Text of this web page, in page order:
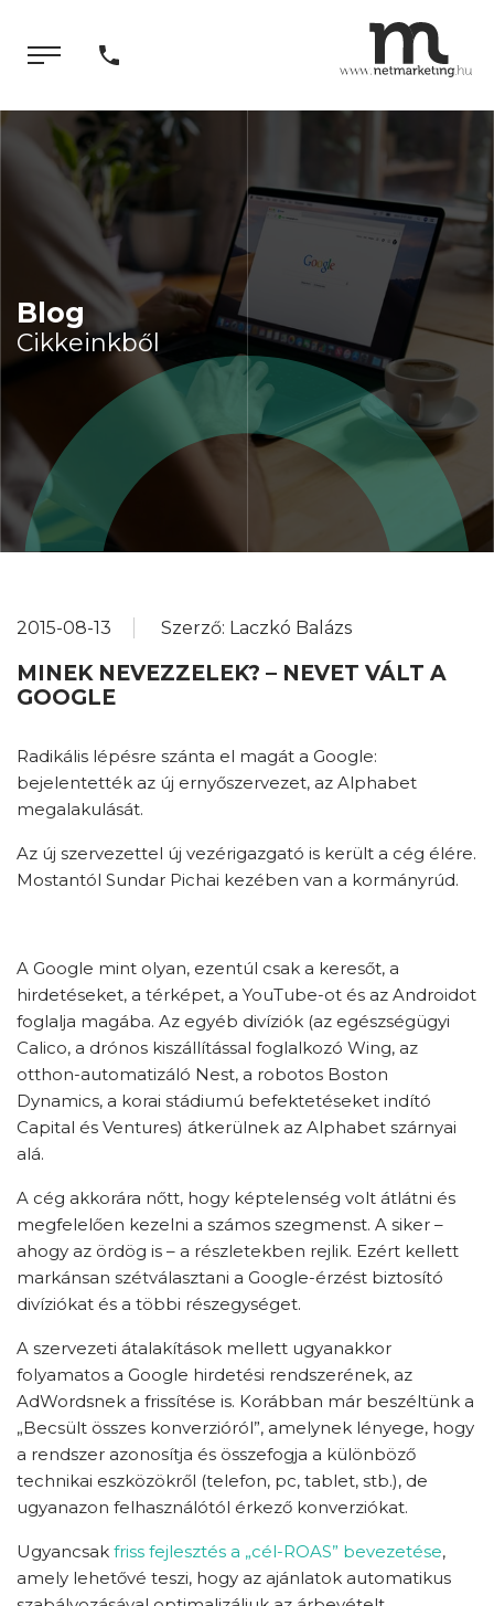
Blog
Cikkeinkből
2015-08-13 Szerző: Laczkó Balázs
MINEK NEVEZZELEK? – NEVET VÁLT A
GOOGLE
Radikális lépésre szánta el magát a Google:
bejelentették az új ernyőszervezet, az Alphabet
megalakulását.
Az új szervezettel új vezérigazgató is került a cég élére.
Mostantól Sundar Pichai kezében van a kormányrúd.
A Google mint olyan, ezentúl csak a keresőt, a
hirdetéseket, a térképet, a YouTube-ot és az Androidot
foglalja magába. Az egyéb divíziók (az egészségügyi
Calico, a drónos kiszállítással foglalkozó Wing, az
otthon-automatizáló Nest, a robotos Boston
Dynamics, a korai stádiumú befektetéseket indító
Capital és Ventures) átkerülnek az Alphabet szárnyai
alá.
A cég akkorára nőtt, hogy képtelenség volt átlátni és
megfelelően kezelni a számos szegmenst. A siker –
ahogy az ördög is – a részletekben rejlik. Ezért kellett
markánsan szétválasztani a Google-érzést biztosító
divíziókat és a többi részegységet.
A szervezeti átalakítások mellett ugyanakkor
folyamatos a Google hirdetési rendszerének, az
AdWordsnek a frissítése is. Korábban már beszéltünk a
„Becsült összes konverzióról”, amelynek lényege, hogy
a rendszer azonosítja és összefogja a különböző
technikai eszközökről (telefon, pc, tablet, stb.), de
ugyanazon felhasználótól érkező konverziókat.
Ugyancsak friss fejlesztés a „cél-ROAS” bevezetése,
amely lehetővé teszi, hogy az ajánlatok automatikus